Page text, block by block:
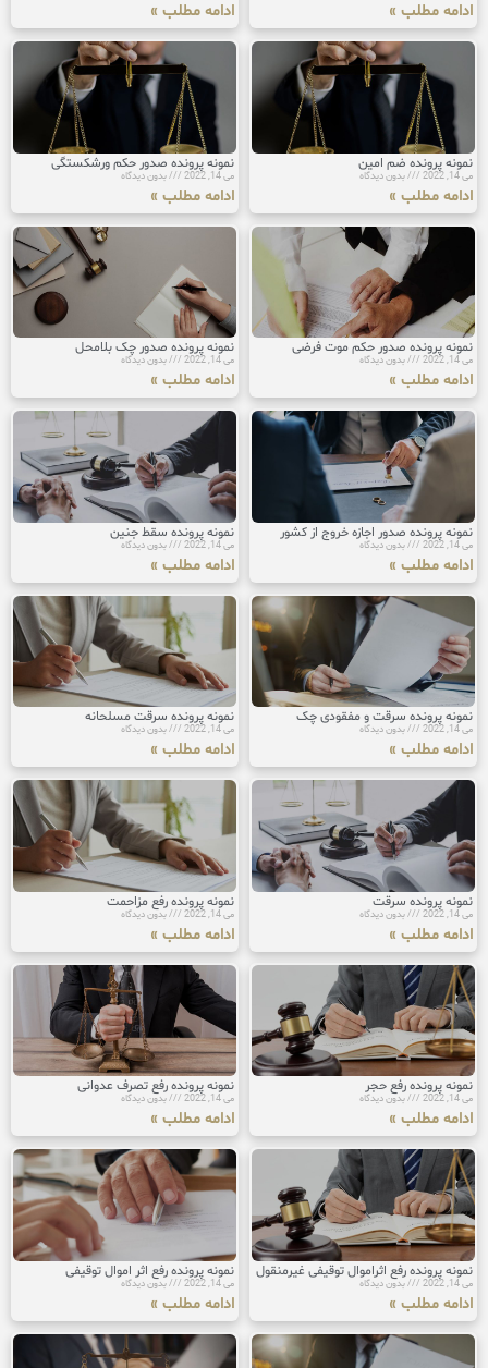
ادامه مطلب » ادامه مطلب »
نمونه پرونده ضم امین
می 14, 2022 بدون دیدگاه
ادامه مطلب »
نمونه پرونده صدور حکم ورشکستگی
می 14, 2022 بدون دیدگاه
ادامه مطلب »
نمونه پرونده صدور حکم موت فرضی
می 14, 2022 بدون دیدگاه
ادامه مطلب »
نمونه پرونده صدور چک بلامحل
می 14, 2022 بدون دیدگاه
ادامه مطلب »
نمونه پرونده صدور اجازه خروج از کشور
می 14, 2022 بدون دیدگاه
ادامه مطلب »
نمونه پرونده سقط جنین
می 14, 2022 بدون دیدگاه
ادامه مطلب »
نمونه پرونده سرقت و مفقودی چک
می 14, 2022 بدون دیدگاه
ادامه مطلب »
نمونه پرونده سرقت مسلحانه
می 14, 2022 بدون دیدگاه
ادامه مطلب »
نمونه پرونده سرقت
می 14, 2022 بدون دیدگاه
ادامه مطلب »
نمونه پرونده رفع مزاحمت
می 14, 2022 بدون دیدگاه
ادامه مطلب »
نمونه پرونده رفع حجر
می 14, 2022 بدون دیدگاه
ادامه مطلب »
نمونه پرونده رفع تصرف عدوانی
می 14, 2022 بدون دیدگاه
ادامه مطلب »
نمونه پرونده رفع اثراموال توقیفی غیرمنقول
می 14, 2022 بدون دیدگاه
ادامه مطلب »
نمونه پرونده رفع اثر اموال توقیفی
می 14, 2022 بدون دیدگاه
ادامه مطلب »